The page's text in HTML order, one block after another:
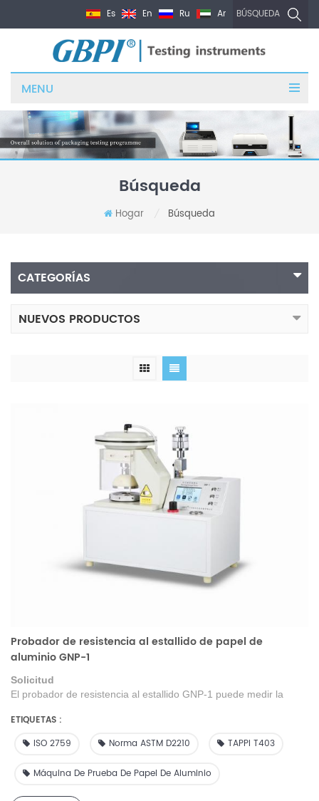
BÚSQUEDA
Es En Ru Ar
MENU
Búsqueda
Hogar Búsqueda
CATEGORÍAS
NUEVOS PRODUCTOS
Probador de resistencia al estallido de papel de
aluminio GNP-1
Solicitud
El probador de resistencia al estallido GNP-1 puede medir la
utilizar para probar la resistencia al estallido de telas, cuero,
cartón,láminas metálicas delgadas, etc.
Utilice la presión de
descomposición es 100 veces mayor que el tipo de aguja
ETIQUETAS :
ISO 2759
Norma ASTM D2210 TAPPI T403
Máquina De Prueba De Papel De Aluminio